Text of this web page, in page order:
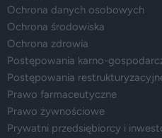
Ochrona danych osobowych
Ochrona środowiska
Ochrona zdrowia
Postępowania karno-
Postępowania
Prawo farmaceutyczne
Prawo żywnościowe
Prywatni przedsiębiorcy i